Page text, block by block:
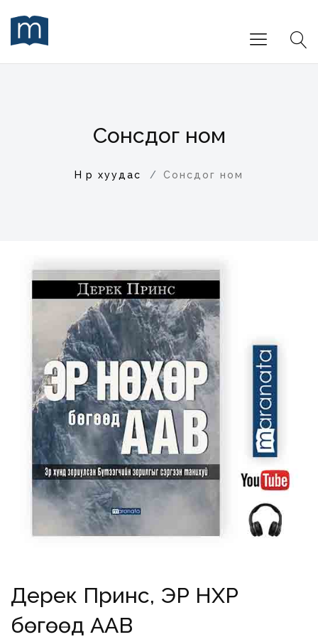
Сонсдог ном
Нүүр хуудас Сонсдог ном
Дерек Принс, ЭР НӨХӨР
бөгөөд ААВ